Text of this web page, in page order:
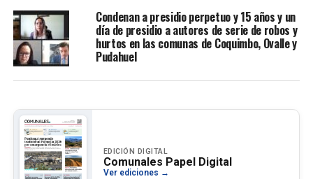
Condenan a presidio perpetuo y 15 años y un
día de presidio a autores de serie de robos y
hurtos en las comunas de Coquimbo, Ovalle y
Pudahuel
EDICIÓN DIGITAL
Comunales Papel Digital
Ver ediciones →